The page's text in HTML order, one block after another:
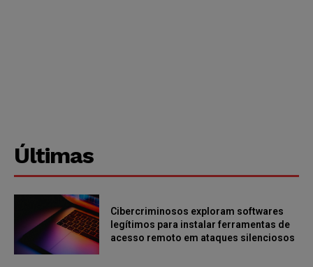
Últimas
Cibercriminosos exploram softwares
legítimos para instalar ferramentas de
acesso remoto em ataques silenciosos